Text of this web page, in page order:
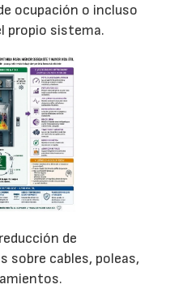
ocupación o incluso
propio sistema.
de
sobre cables, poleas,